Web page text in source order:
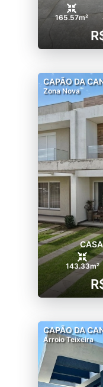
165.57m²
CAPÃO DA
Zona Nova
143.33m²
CAPÃO DA
Arroio Teixeira